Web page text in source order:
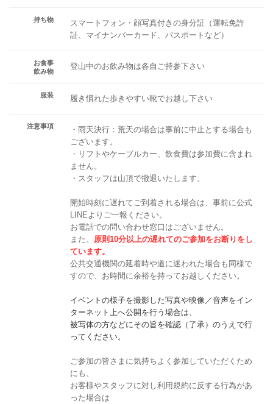
持ち物
スマートフォン・顔写真付きの身分証（運転免許
証、マイナンバーカード、パスポートなど）
お食事
飲み物
登山中のお飲み物は各自ご持参下さい
服装 履き慣れた歩きやすい靴でお越し下さい
注意事項
・雨天決行：荒天の場合は事前に中止とする場合も
ございます。
・リフトやケーブルカー、飲食費は参加費に含まれ
ません。
・スタッフは山頂で撤退いたします。
開始時刻に遅れてご到着される場合は、事前に公式
LINEよりご一報ください。
お電話での問い合わせ窓口はございません。
また、 原則10分以上の遅れてのご参加をお断りをし
ています。
公共交通機関の延着時や道に迷われた場合も同様で
すので、お時間に余裕を持ってお越しください。
イベントの様子を撮影した写真や映像／音声をイン
ターネット上へ公開を行う場合は、
被写体の方などにその旨を確認（了承）のうえで行
ってください。
ご参加の皆さまに気持ちよく参加していただくため
にも、
お客様やスタッフに対し利用規約に反する行為があ
った場合は